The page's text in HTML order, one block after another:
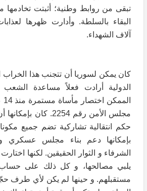
تبقى من روابط وطنية؛ أثبتت
البقاء بالسلطة. وأدارت ظهرها
آلاف الشهداء.
كان يمكن لسوريا أن تتجنب هذا الخراب
الدولية أرادت فعلاً مساعدة
مجلس الأمن رقم 2254.
حكم انتقالية تشاركية تضم جميع
بإمكانها دعم بناء مجلس عسكري
الشرفاء و الثوار الحقيقين. لكنها اختارت
يلبي مصالحها، و كل ذلك على حساب
مستقبلهم. و حينها لم يكن لأي طرف